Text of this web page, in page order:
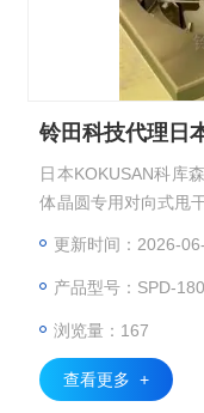
铃田科技代理日
日本KOKUSAN科库
体晶圆专用对向式甩
N 科库森 H840SA 对
更新时间：2026-
产品型号：SPD-180
浏览量：167
查看更多 +